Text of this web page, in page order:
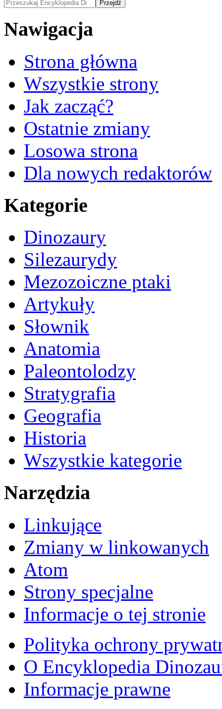
Nawigacja
Strona główna
Wszystkie strony
Jak zacząć?
Ostatnie zmiany
Losowa strona
Dla nowych redaktorów
Kategorie
Dinozaury
Silezaurydy
Mezozoiczne ptaki
Artykuły
Słownik
Anatomia
Paleontolodzy
Stratygrafia
Geografia
Historia
Wszystkie kategorie
Narzędzia
Linkujące
Zmiany w linkowanych
Atom
Strony specjalne
Informacje o tej stronie
Polityka ochrony
O Encyklopedia
Informacje prawne